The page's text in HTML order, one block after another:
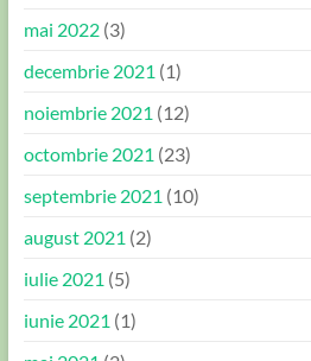
mai 2022(3)
decembrie 2021 (1)
noiembrie 2021 (12)
octombrie 2021 (23)
septembrie 2021 (10)
august 2021 (2)
iulie 2021 (5)
iunie 2021 (1)